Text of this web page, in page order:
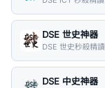
DSE 世史神器
DSE 世史秒殺精
DSE 中史神器